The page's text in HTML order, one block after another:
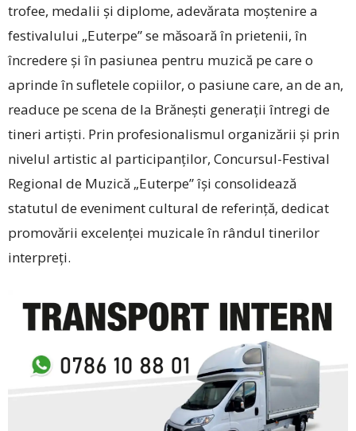
trofee, medalii și diplome, adevărata moștenire a
festivalului „Euterpe” se măsoară în prietenii, în
încredere și în pasiunea pentru muzică pe care o
aprinde în sufletele copiilor, o pasiune care, an de an,
readuce pe scena de la Brănești generații întregi de
tineri artiști. Prin profesionalismul organizării și prin
nivelul artistic al participanților, Concursul-Festival
Regional de Muzică „Euterpe” își consolidează
statutul de eveniment cultural de referință, dedicat
promovării excelenței muzicale în rândul tinerilor
interpreți.